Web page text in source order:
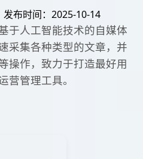
发布时间：2025-10-14
于人工智能技术的自媒体
采集各种类型的文章，并
操作，致力于打造最好用
营管理工具。